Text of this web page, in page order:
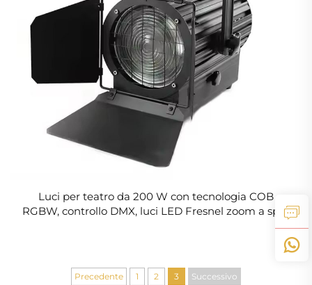
Luci per teatro da 200 W con tecnologia COB
RGBW, controllo DMX, luci LED Fresnel zoom a spot
Precedente 1 2 3 Successivo